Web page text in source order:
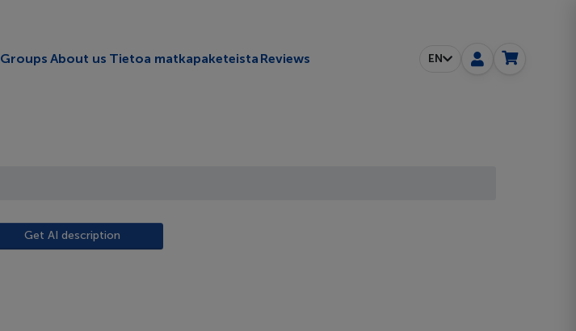
Groups About us Tietoa matkapaketeista Reviews EN
Get AI description